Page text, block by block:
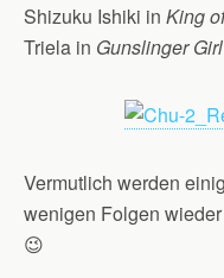
Shizuku Ishiki in King
Triela in Gunslinger Girl
Vermutlich werden
wenigen Folgen
😉